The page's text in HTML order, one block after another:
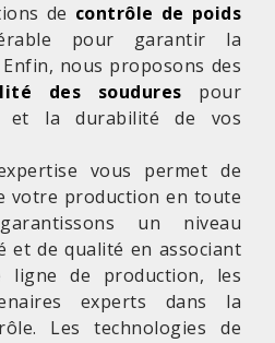
de contrôle de poids
pour garantir la
nous proposons des
des soudures pour
et la durabilité de vos
vous permet de
votre production en toute
un niveau
et de qualité en associant
de production, les
experts dans la
Les technologies de